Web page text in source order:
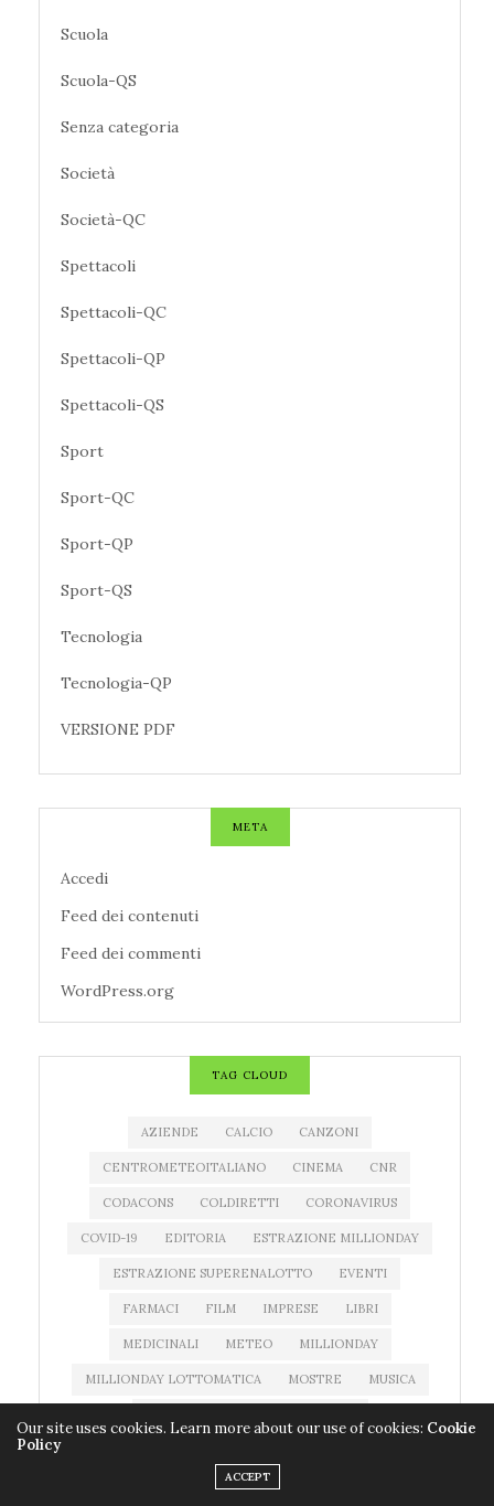
Scuola
Scuola-QS
Senza categoria
Società
Società-QC
Spettacoli
Spettacoli-QC
Spettacoli-QP
Spettacoli-QS
Sport
Sport-QC
Sport-QP
Sport-QS
Tecnologia
Tecnologia-QP
VERSIONE PDF
META
Accedi
Feed dei contenuti
Feed dei commenti
WordPress.org
TAG CLOUD
AZIENDE CALCIO CANZONI
CENTROMETEOITALIANO CINEMA CNR
CODACONS COLDIRETTI CORONAVIRUS
COVID-19 EDITORIA ESTRAZIONE MILLIONDAY
ESTRAZIONE SUPERENALOTTO EVENTI
FARMACI FILM IMPRESE LIBRI
MEDICINALI METEO MILLIONDAY
MILLIONDAY LOTTOMATICA MOSTRE MUSICA
QUOTE SUPERENALOTTO
Our site uses cookies. Learn more about our use of cookies: Cookie
Policy
ACCEPT